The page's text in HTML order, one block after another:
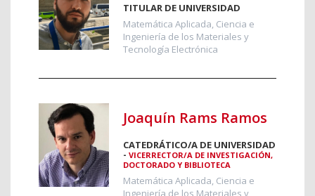
TITULAR DE UNIVERSIDAD
Matemática Aplicada, Ciencia e
Ingeniería de los Materiales y
Tecnología Electrónica
Joaquín Rams Ramos
CATEDRÁTICO/A DE UNIVERSIDAD
- VICERRECTOR/A DE INVESTIGACIÓN,
DOCTORADO Y BIBLIOTECA
Matemática Aplicada, Ciencia e
Ingeniería de los Materiales y